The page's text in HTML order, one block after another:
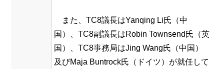
また、TC8議長はYanqing Li氏（中
国）、TC8副議長はRobin Townsend氏（英
国）、TC8事務局はJing Wang氏（中国）
及びMaja Buntrock氏（ドイツ）が就任して